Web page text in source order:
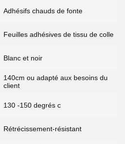
Adhésifs chauds de fonte
Feuilles adhésives de tissu de colle
Blanc et noir
140cm ou adapté aux besoins du
client
130 -150 degrés c
Rétrécissement-résistant